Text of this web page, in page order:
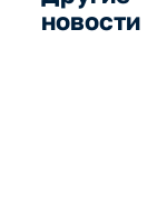
новости